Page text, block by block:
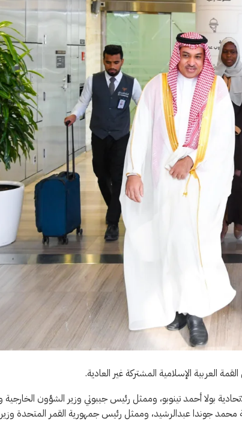
العربية الإسلامية المشتركة غير العادية.
بولا أحمد تينوبو، وممثل رئيس جيبوتي وزير الشؤون الخارجية
جوندا عبدالرشيد، وممثل رئيس جمهورية القمر المتحدة